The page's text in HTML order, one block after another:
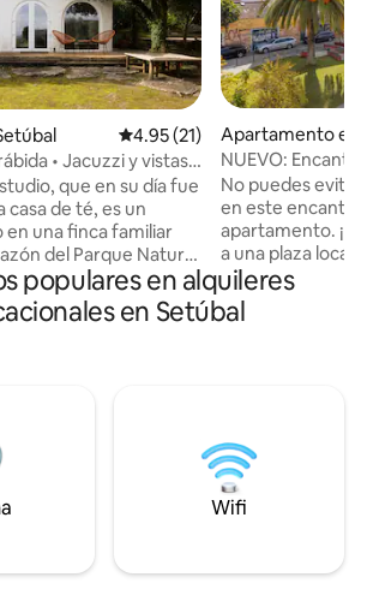
Calificación promedio: 4.95 de
4.95 (21)
• Jacuzzi y vistas a
que en su día fue
casa de té, es un
una finca familiar
del Parque Natural
total privacidad, pero a
del centro histórico
playas
cristalinas, bebe
vinícolas locales
Mercado do
de pescado fresco
Apartamento en
NUEVO:
moda en la
No puedes evitar
en este
apartamento.
a una plaza local
disfrutar de una
con la luz del sol
el interior, la
partes. Disfruta de aire acondicionado
en todas las
totalmente
populares en alquileres
en Setúbal
Wifi